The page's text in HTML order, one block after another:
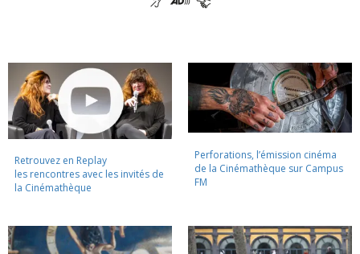
Retrouvez en Replay
les rencontres avec les invités de
la Cinémathèque
Perforations, l’émission cinéma
de la Cinémathèque sur Campus
FM